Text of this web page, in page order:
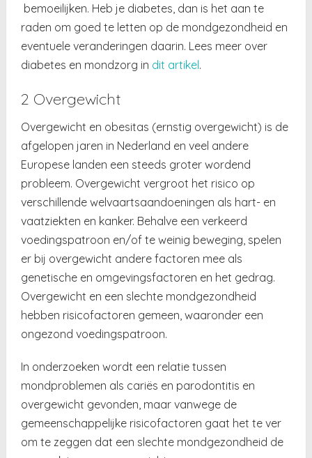
bemoeilijken. Heb je diabetes, dan is het aan te
raden om goed te letten op de mondgezondheid en
eventuele veranderingen daarin. Lees meer over
diabetes en mondzorg in dit artikel.
2 Overgewicht
Overgewicht en obesitas (ernstig overgewicht) is de
afgelopen jaren in Nederland en veel andere
Europese landen een steeds groter wordend
probleem. Overgewicht vergroot het risico op
verschillende welvaartsaandoeningen als hart- en
vaatziekten en kanker. Behalve een verkeerd
voedingspatroon en/of te weinig beweging, spelen
er bij overgewicht andere factoren mee als
genetische en omgevingsfactoren en het gedrag.
Overgewicht en een slechte mondgezondheid
hebben risicofactoren gemeen, waaronder een
ongezond voedingspatroon.
In onderzoeken wordt een relatie tussen
mondproblemen als cariës en parodontitis en
overgewicht gevonden, maar vanwege de
gemeenschappelijke risicofactoren gaat het te ver
om te zeggen dat een slechte mondgezondheid de